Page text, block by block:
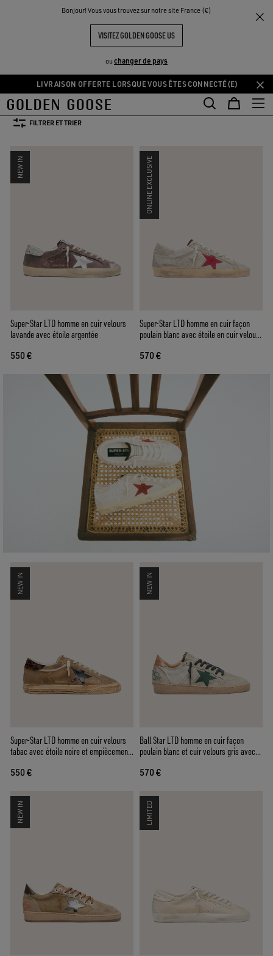
Bonjour! Vous vous trouvez sur notre site France (€)
VISITEZ GOLDEN GOOSE US
ou changer de pays
Aller
au
contenu
Aller
au
contenu
pied
de
page
LIVRAISON OFFERTE LORSQUE VOUS ÊTES CONNECTÉ(E)
THE
COMMUNITY
Édition limitée
BASKETS ÉDITION LIMITÉE HOMME
TAILLE: 39 40 41 42 43 44 45
FILTRER ET TRIER
NEW IN
Super-Star LTD homme en cuir velours
lavande avec étoile argentée
550 €
ONLINE EXCLUSIVE
Super-Star LTD homme en cuir façon
poulain blanc avec étoile en cuir velours
570 €
NEW IN
Super-Star LTD homme en cuir velours
tabac avec étoile noire et empiècement
550 €
NEW IN
Ball Star LTD homme en cuir façon
poulain blanc et cuir velours gris avec
570 €
NEW IN LIMITED